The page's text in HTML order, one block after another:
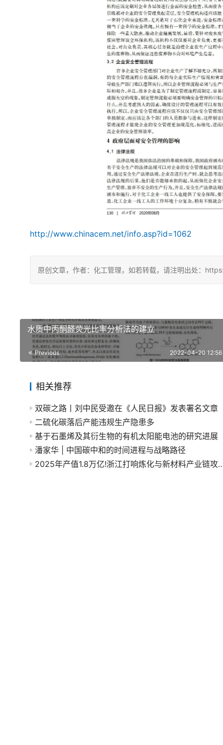
http://www.chinacem.net/info.asp?id=1062
原创文章，作者：化工管理，如若转载，请注明出处：
水质中丙酮醛荧光比率分析法的建立
Previous 2022-04-20 12:56
相关推荐
双碳之路丨刘中民受邀在《人民日报》发表署名文章
二硫化碳落后产能违规生产隐患多
基于石墨烯及其衍生物的有机太阳能电池的研究进展
潘家华 | 中国碳中和的时间进程与战略路径
2025年产值1.8万亿!浙江打